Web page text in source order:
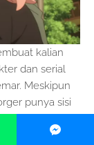
kalian
dan serial
Meskipun
punya sisi